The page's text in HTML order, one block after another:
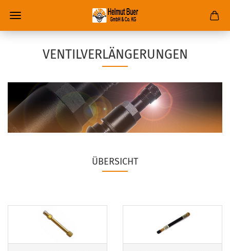
VENTILVERLÄNGERUNGEN
ÜBERSICHT